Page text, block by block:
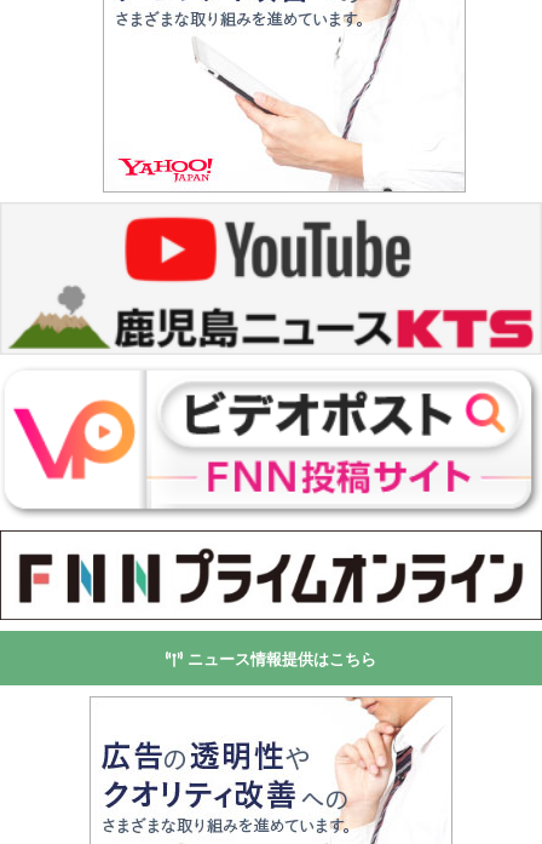
ニュース情報提供はこちら